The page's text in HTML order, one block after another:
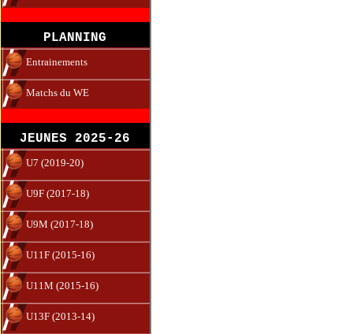
PLANNING
Entrainements
Matchs du WE
JEUNES 2025-26
U7 (2019-20)
U9F (2017-18)
U9M (2017-18)
U11F (2015-16)
U11M (2015-16)
U13F (2013-14)